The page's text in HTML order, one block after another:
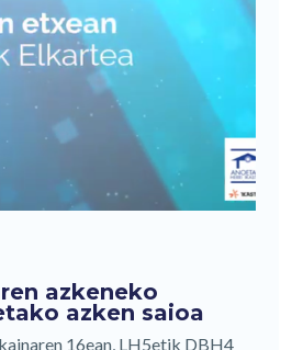
azkeneko
azken saioa
16ean, LH5etik DBH4